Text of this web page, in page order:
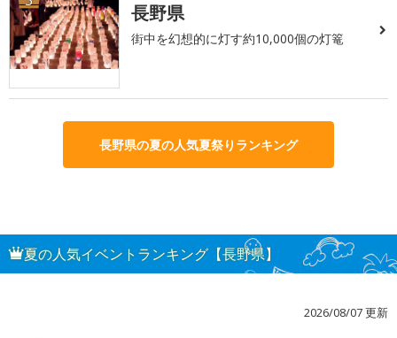
長野県
街中を幻想的に灯す約10,000個の灯篭
長野県の夏の人気夏祭りランキング
夏の人気イベントランキング【長野県】
2026/08/07 更新